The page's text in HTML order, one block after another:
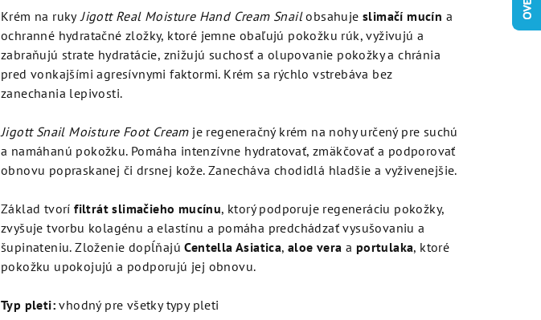
produktu
5,0
5
Krém na rukyJigott Real Moisture Hand Cream Snailobsahujeslimačí mucín a
ochranné hydratačné zložky, ktoré jemne obaľujú pokožku rúk, vyživujú a
zabraňujú strate hydratácie, znižujú suchosť a olupovanie pokožky a chránia
pred vonkajšími agresívnymi faktormi. Krém sa rýchlo vstrebáva bez
zanechania lepivosti.
Jigott Snail Moisture Foot Creamje regeneračný krém na nohy určený pre suchú
a namáhanú pokožku. Pomáha intenzívne hydratovať, zmäkčovať a podporovať
obnovu popraskanej či drsnej kože. Zanecháva chodidlá hladšie a vyživenejšie.
Základ tvorífiltrát slimačieho mucínu, ktorý podporuje regeneráciu pokožky,
zvyšuje tvorbu kolagénu a elastínu a pomáha predchádzať vysušovaniu a
šupinateniu. Zloženie dopĺňajúCentella Asiatica,aloe vera a portulaka, ktoré
pokožku upokojujú a podporujú jej obnovu.
Typ pleti: vhodný pre všetky typy pleti